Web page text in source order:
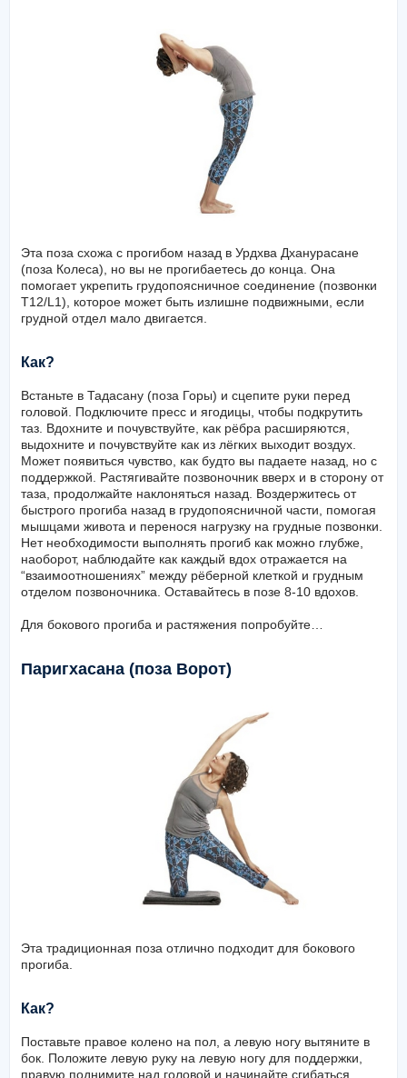
Эта поза схожа с прогибом назад в Урдхва Дханурасане
(поза Колеса), но вы не прогибаетесь до конца. Она
помогает укрепить грудопоясничное соединение (позвонки
T12/L1), которое может быть излишне подвижными, если
грудной отдел мало двигается.
Как?
Встаньте в Тадасану (поза Горы) и сцепите руки перед
головой. Подключите пресс и ягодицы, чтобы подкрутить
таз. Вдохните и почувствуйте, как рёбра расширяются,
выдохните и почувствуйте как из лёгких выходит воздух.
Может появиться чувство, как будто вы падаете назад, но с
поддержкой. Растягивайте позвоночник вверх и в сторону от
таза, продолжайте наклоняться назад. Воздержитесь от
быстрого прогиба назад в грудопоясничной части, помогая
мышцами живота и перенося нагрузку на грудные позвонки.
Нет необходимости выполнять прогиб как можно глубже,
наоборот, наблюдайте как каждый вдох отражается на
“взаимоотношениях” между рёберной клеткой и грудным
отделом позвоночника. Оставайтесь в позе 8-10 вдохов.
Для бокового прогиба и растяжения попробуйте…
Паригхасана (поза Ворот)
Эта традиционная поза отлично подходит для бокового
прогиба.
Как?
Поставьте правое колено на пол, а левую ногу вытяните в
бок. Положите левую руку на левую ногу для поддержки,
правую поднимите над головой и начинайте сгибаться